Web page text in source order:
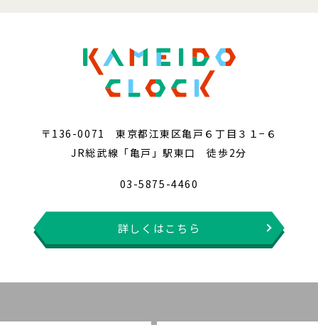
〒136-0071 東京都江東区亀戸６丁目３１−６
JR総武線「亀戸」駅東口 徒歩2分
03-5875-4460
詳しくはこちら